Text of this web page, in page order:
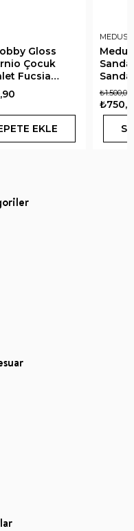
Gloss
Çocuk
Fucsia
EKLE
MEDUSE
₺1.500,00